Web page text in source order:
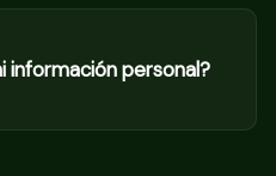
personal?